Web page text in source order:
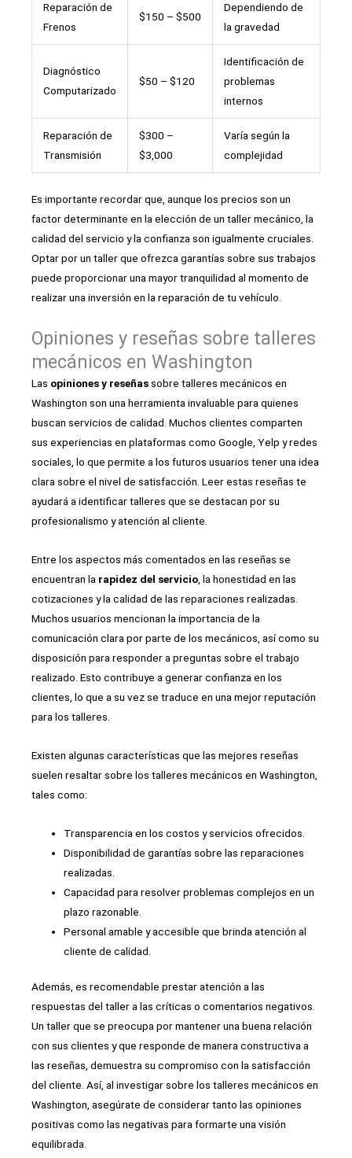
Reparación de
Frenos
$150 – $500
Dependiendo de
la gravedad
Diagnóstico
Computarizado
$50 – $120
Identificación de
problemas
internos
Reparación de
Transmisión
$300 –
$3,000
Varía según la
complejidad
Es importante recordar que, aunque los precios son un
factor determinante en la elección de un taller mecánico, la
calidad del servicio y la confianza son igualmente cruciales.
Optar por un taller que ofrezca garantías sobre sus trabajos
puede proporcionar una mayor tranquilidad al momento de
realizar una inversión en la reparación de tu vehículo.
Opiniones y reseñas sobre talleres
mecánicos en Washington
Las opiniones y reseñas sobre talleres mecánicos en
Washington son una herramienta invaluable para quienes
buscan servicios de calidad. Muchos clientes comparten
sus experiencias en plataformas como Google, Yelp y redes
sociales, lo que permite a los futuros usuarios tener una idea
clara sobre el nivel de satisfacción. Leer estas reseñas te
ayudará a identificar talleres que se destacan por su
profesionalismo y atención al cliente.
Entre los aspectos más comentados en las reseñas se
encuentran la rapidez del servicio , la honestidad en las
cotizaciones y la calidad de las reparaciones realizadas.
Muchos usuarios mencionan la importancia de la
comunicación clara por parte de los mecánicos, así como su
disposición para responder a preguntas sobre el trabajo
realizado. Esto contribuye a generar confianza en los
clientes, lo que a su vez se traduce en una mejor reputación
para los talleres.
Existen algunas características que las mejores reseñas
suelen resaltar sobre los talleres mecánicos en Washington,
tales como:
Transparencia en los costos y servicios ofrecidos.
Disponibilidad de garantías sobre las reparaciones
realizadas.
Capacidad para resolver problemas complejos en un
plazo razonable.
Personal amable y accesible que brinda atención al
cliente de calidad.
Además, es recomendable prestar atención a las
respuestas del taller a las críticas o comentarios negativos.
Un taller que se preocupa por mantener una buena relación
con sus clientes y que responde de manera constructiva a
las reseñas, demuestra su compromiso con la satisfacción
del cliente. Así, al investigar sobre los talleres mecánicos en
Washington, asegúrate de considerar tanto las opiniones
positivas como las negativas para formarte una visión
equilibrada.